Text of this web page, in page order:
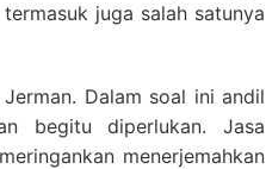
juga salah satunya
Dalam soal ini andil
begitu diperlukan. Jasa
menerjemahkan